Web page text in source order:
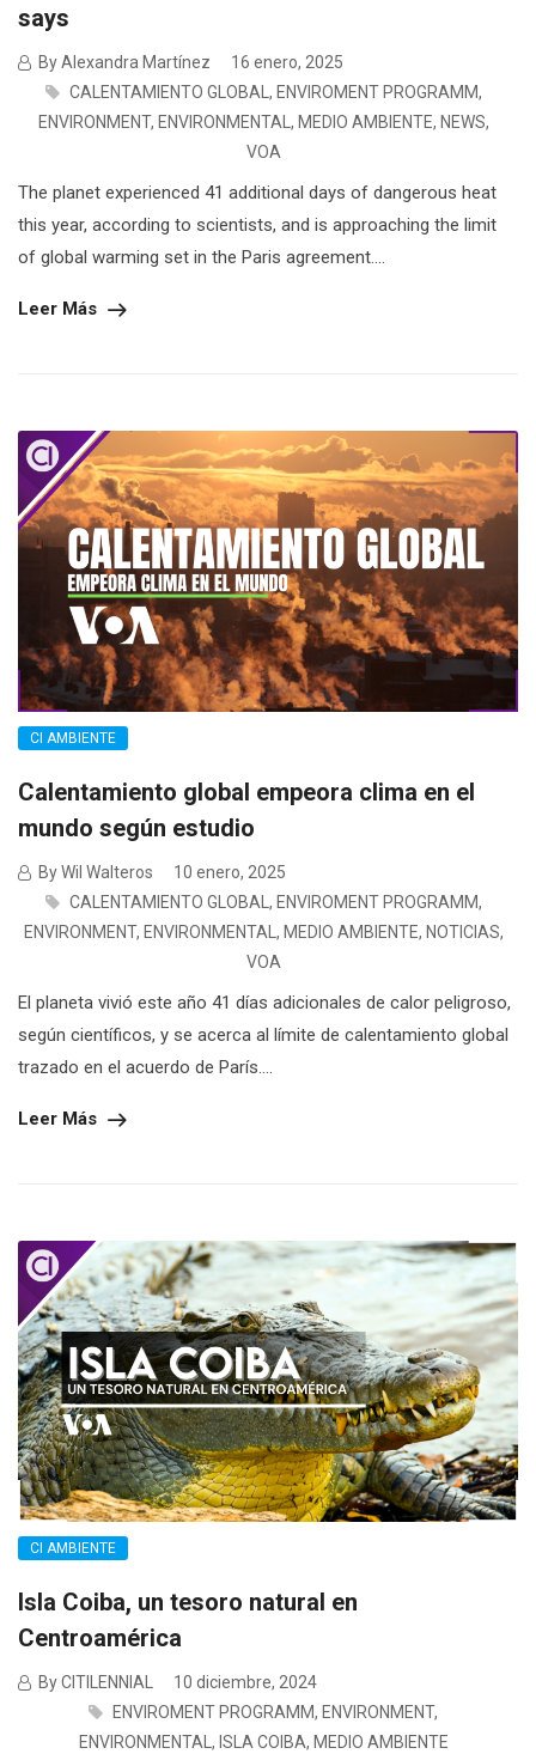
says
By Alexandra Martínez
16 enero, 2025
CALENTAMIENTO GLOBAL , ENVIROMENT PROGRAMM,
ENVIRONMENT, ENVIRONMENTAL , MEDIO AMBIENTE, NEWS,
VOA
The planet experienced 41 additional days of dangerous heat
this year, according to scientists, and is approaching the limit
of global warming set in the Paris agreement....
Leer Más
CI AMBIENTE
Calentamiento global empeora clima en el
mundo según estudio
By Wil Walteros
10 enero, 2025
CALENTAMIENTO GLOBAL , ENVIROMENT PROGRAMM,
ENVIRONMENT, ENVIRONMENTAL , MEDIO AMBIENTE, NOTICIAS,
VOA
El planeta vivió este año 41 días adicionales de calor peligroso,
según científicos, y se acerca al límite de calentamiento global
trazado en el acuerdo de París....
Leer Más
CI AMBIENTE
Isla Coiba, un tesoro natural en
Centroamérica
By CITILENNIAL
10 diciembre, 2024
ENVIROMENT PROGRAMM, ENVIRONMENT,
ENVIRONMENTAL , ISLA COIBA, MEDIO AMBIENTE